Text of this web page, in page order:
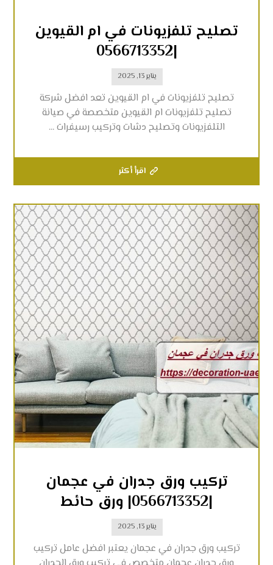
تصليح تلفزيونات في ام القيوين
|0566713352
يناير 13, 2025
تصليح تلفزيونات في ام القيوين تعد افضل شركة
تصليح تلفزيونات ام القيوين متخصصة في صيانة
التلفزيونات وتصليح دشات وتركيب رسيفرات ...
اقرأ أكثر
تركيب ورق جدران في عجمان
|0566713352| ورق حائط
يناير 13, 2025
تركيب ورق جدران في عجمان يعتبر افضل عامل تركيب